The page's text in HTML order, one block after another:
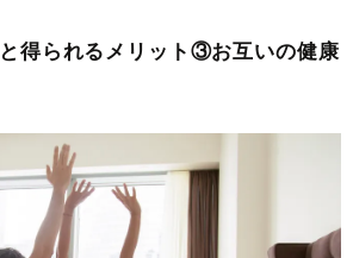
得られるメリット③お互いの健康